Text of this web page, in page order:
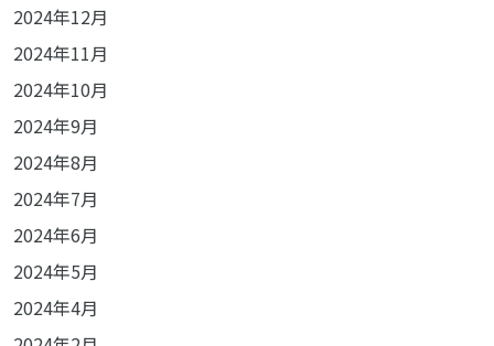
2024年12月
2024年11月
2024年10月
2024年9月
2024年8月
2024年7月
2024年6月
2024年5月
2024年4月